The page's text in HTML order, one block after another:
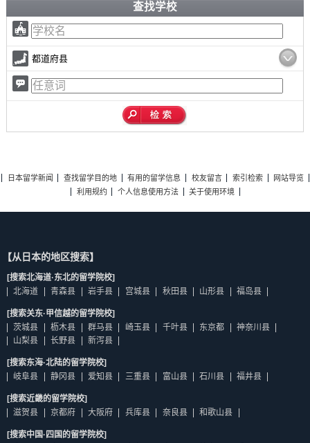
查找学校
都道府县
日本留学新闻 查找留学目的地 有用的留学信息 校友留言 索引检索
网站导览
利用规约
个人信息使用方法 关于使用环境
【从日本的地区搜索】
[搜索北海道·东北的留学院校]
北海道
青森县 岩手县 宫城县 秋田县 山形县 福岛县
[搜索关东·甲信越的留学院校]
茨城县
枥木县 群马县 崎玉县 千叶县 东京都
神奈川县
山梨县
长野县 新泻县
[搜索东海·北陆的留学院校]
岐阜县
静冈县 爱知县 三重县 富山县 石川县 福井县
[搜索近畿的留学院校]
滋贺县
京都府 大阪府 兵库县 奈良县 和歌山县
[搜索中国·四国的留学院校]